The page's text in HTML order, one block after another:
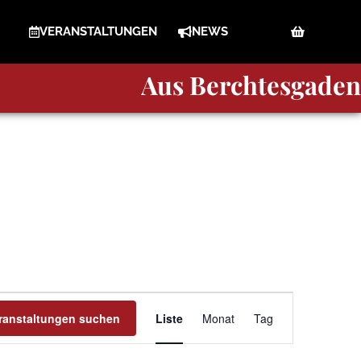
VERANSTALTUNGEN NEWS
AusBerchtesgaden
suchen
Ansichten-
Liste Monat Tag